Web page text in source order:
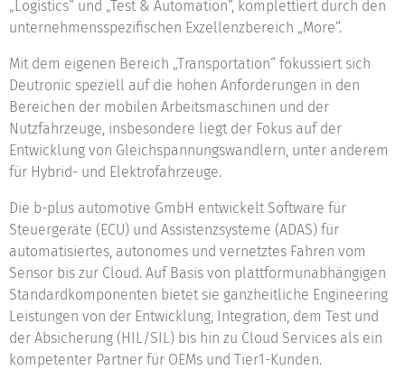
„Logistics“ und „Test & Automation“, komplettiert durch den
unternehmensspezifischen Exzellenzbereich „More“.
Mit dem eigenen Bereich „Transportation“ fokussiert sich
Deutronic speziell auf die hohen Anforderungen in den
Bereichen der mobilen Arbeitsmaschinen und der
Nutzfahrzeuge, insbesondere liegt der Fokus auf der
Entwicklung von Gleichspannungswandlern, unter anderem
für Hybrid- und Elektrofahrzeuge.
Die b-plus automotive GmbH entwickelt Software für
Steuergeräte (ECU) und Assistenzsysteme (ADAS) für
automatisiertes, autonomes und vernetztes Fahren vom
Sensor bis zur Cloud. Auf Basis von plattformunabhängigen
Standardkomponenten bietet sie ganzheitliche Engineering
Leistungen von der Entwicklung, Integration, dem Test und
der Absicherung (HIL/SIL) bis hin zu Cloud Services als ein
kompetenter Partner für OEMs und Tier1-Kunden.